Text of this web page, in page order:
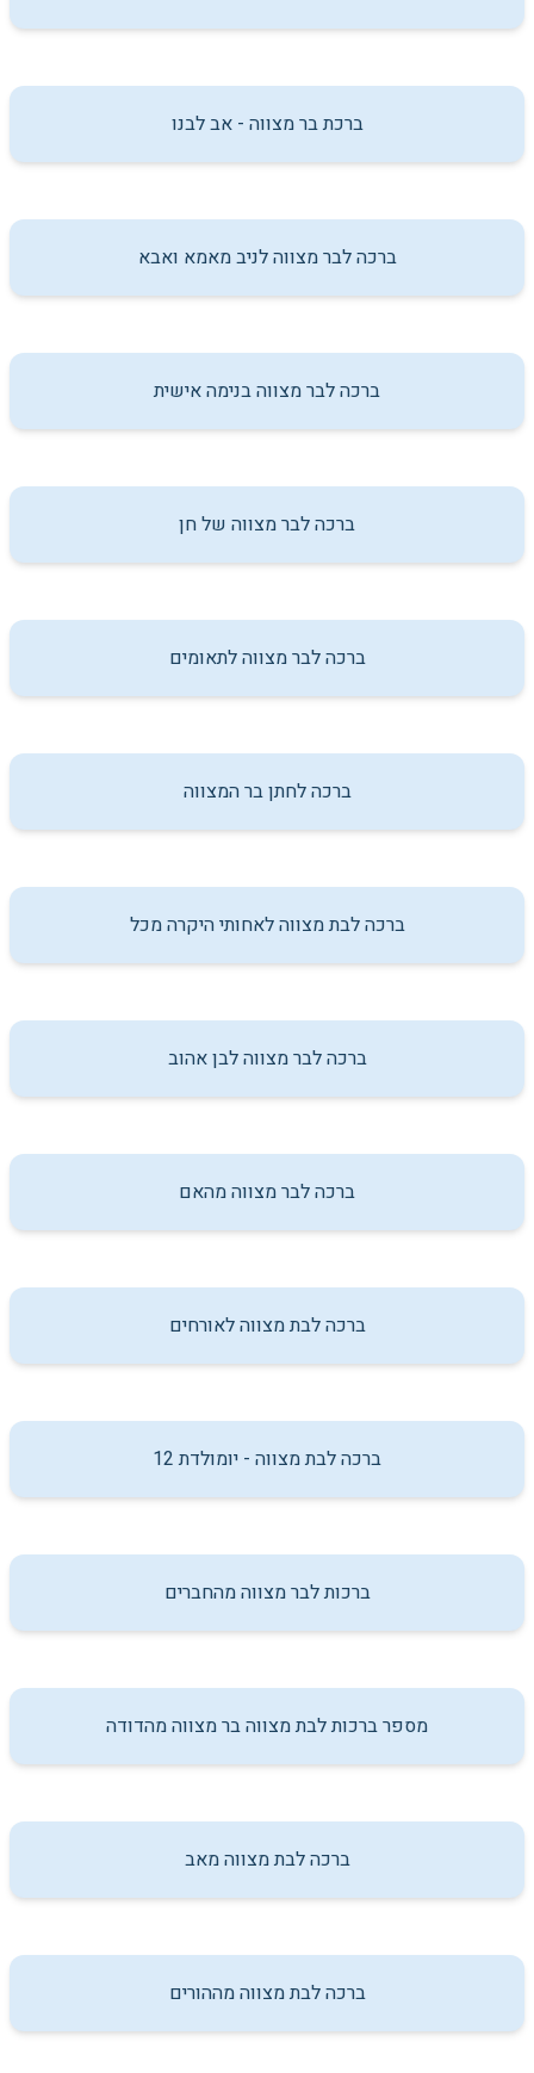
ברכת בר מצווה - אב לבנו
ברכה לבר מצווה לניב מאמא ואבא
ברכה לבר מצווה בנימה אישית
ברכה לבר מצווה של חן
ברכה לבר מצווה לתאומים
ברכה לחתן בר המצווה
ברכה לבת מצווה לאחותי היקרה מכל
ברכה לבר מצווה לבן אהוב
ברכה לבר מצווה מהאם
ברכה לבת מצווה לאורחים
ברכה לבת מצווה - יומולדת 12
ברכות לבר מצווה מהחברים
מספר ברכות לבת מצווה בר מצווה מהדודה
ברכה לבת מצווה מאב
ברכה לבת מצווה מההורים